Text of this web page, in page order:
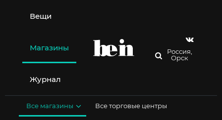
содержимому
Вещи
Магазины
Журнал
Россия,
Орск
Все магазины Все торговые центры